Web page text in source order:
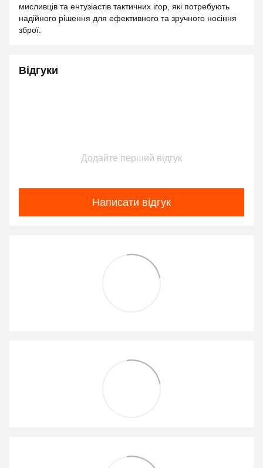
мисливців та ентузіастів тактичних ігор, які потребують
надійного рішення для ефективного та зручного носіння
зброї.
Відгуки
Додайте перший відгук
Написати відгук